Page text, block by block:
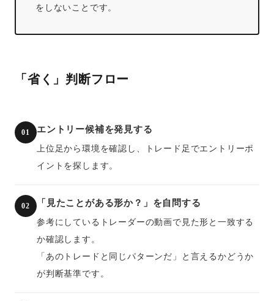
をしないことです。
「省く」判断フロー
01 エントリー候補を発見する
上位足から環境を確認し、トレード足でエントリーポ
イントを探します。
02 「見たことがある形か？」を自問する
参考にしているトレーダーの動画で見た形と一致する
か確認します。
「あのトレードと同じパターンだ」と言えるかどうか
が判断基準です。